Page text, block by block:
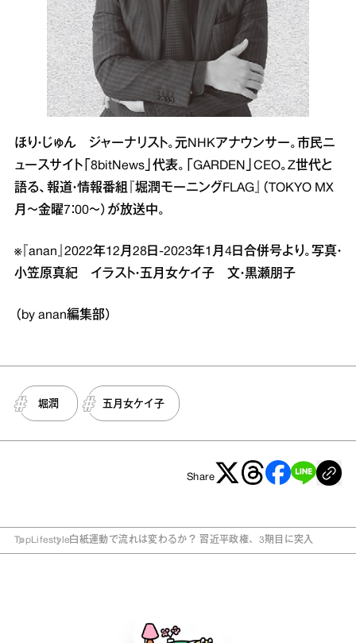
ほり・じゅん ジャーナリスト。元NHKアナウンサー。市民ニ
ュースサイト「8bitNews」代表。「GARDEN」CEO。Z世代と
語る、報道・情報番組『堀潤モーニングFLAG』（TOKYO MX
月～金曜7：00～）が放送中。
※『anan』2022年12月28日‐2023年1月4日合併号より。写真・
小笠原真紀 イラスト・五月女ケイ子 文・黒瀬朋子
（by anan編集部）
堀潤 五月女ケイ子
Share
Top Lifestyle白紙運動で流れは変わるか？ 習近平政権、3期目に突入